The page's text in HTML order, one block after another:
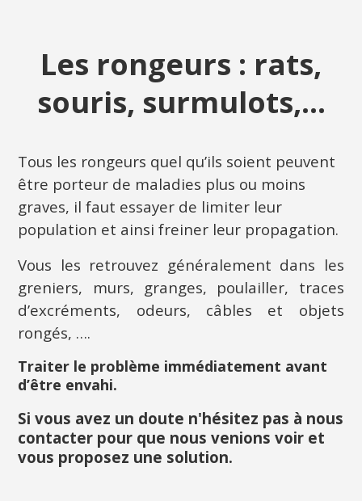
Les rongeurs : rats,
souris, surmulots,...
Tous les rongeurs quel qu’ils soient peuvent
être porteur de maladies plus ou moins
graves, il faut essayer de limiter leur
population et ainsi freiner leur propagation.
Vous les retrouvez généralement dans les
greniers, murs, granges, poulailler, traces
d’excréments, odeurs, câbles et objets
rongés, ….
Traiter le problème immédiatement avant
d’être envahi.
Si vous avez un doute n'hésitez pas à nous
contacter pour que nous venions voir et
vous proposez une solution.